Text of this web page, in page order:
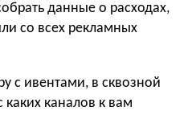
данные о расходах,
со всех рекламных
с ивентами, в сквозной
каких каналов к вам